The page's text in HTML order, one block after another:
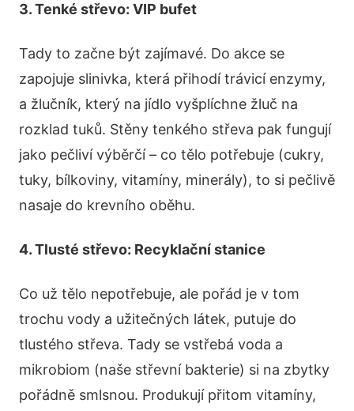
3. Tenké střevo: VIP bufet
Tady to začne být zajímavé. Do akce se
zapojuje slinivka, která přihodí trávicí enzymy,
a žlučník, který na jídlo vyšplíchne žluč na
rozklad tuků. Stěny tenkého střeva pak fungují
jako pečliví výběrčí – co tělo potřebuje (cukry,
tuky, bílkoviny, vitamíny, minerály), to si pečlivě
nasaje do krevního oběhu.
4. Tlusté střevo: Recyklační stanice
Co už tělo nepotřebuje, ale pořád je v tom
trochu vody a užitečných látek, putuje do
tlustého střeva. Tady se vstřebá voda a
mikrobiom (naše střevní bakterie) si na zbytky
pořádně smlsnou. Produkují přitom vitamíny,